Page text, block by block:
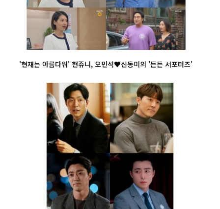
'현재는 아름다워' 현쥬니, 오민석♥신동미의 '든든 서포터즈'